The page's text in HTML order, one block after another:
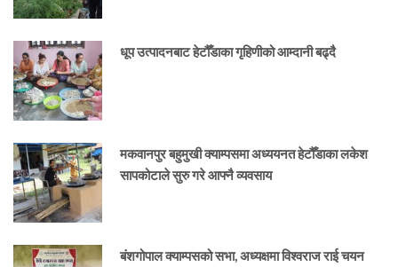
धूप उत्पादनबाट हेटौँडाका गृहिणीको आम्दानी बढ्दै
मकवानपुर बहुमुखी क्याम्पसमा अध्ययनत हेटौँडाका लकेश
सापकोटाले सुरु गरे आफ्नै व्यवसाय
बंशगोपाल क्याम्पसको सभा, अध्यक्षमा विश्वराज राई चयन